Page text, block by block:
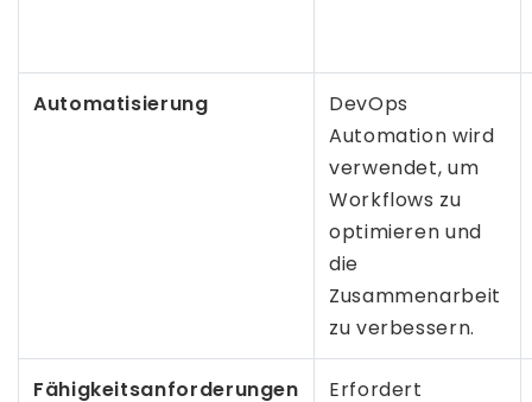
Automatisierung
DevOps
Automation wird
verwendet, um
Workflows zu
optimieren und
die
Zusammenarbeit
zu verbessern.
Fähigkeitsanforderungen
Erfordert